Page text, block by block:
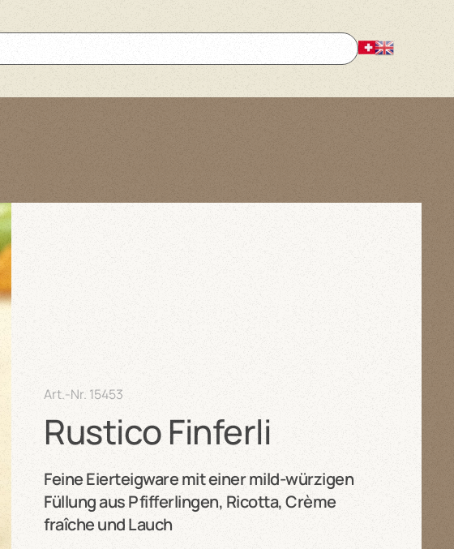
Art.-Nr. 15453
Rustico Finferli
Feine Eierteigware mit einer mild-würzigen
Füllung aus Pfifferlingen, Ricotta, Crème
fraîche und Lauch